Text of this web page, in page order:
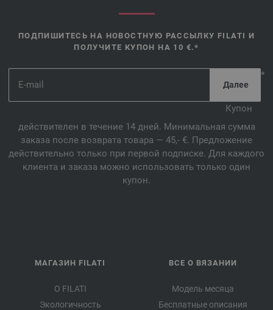
ПОДПИШИТЕСЬ НА НОВОСТНУЮ РАССЫЛКУ FILATI И
ПОЛУЧИТЕ КУПОН НА 10 €.*
*
Купон
действителен в течение 14 дней. Минимальная сумма
заказа после возврата товара — 45,- €. Предложение
действительно только при первой подписке. Для каждого
клиента и заказа можно использовать только один
купон.
МАГАЗИН FILATI
О FILATI
Экологичность
ВСЕ О ВЯЗАНИИ
Модель месяца
Бесплатные описания